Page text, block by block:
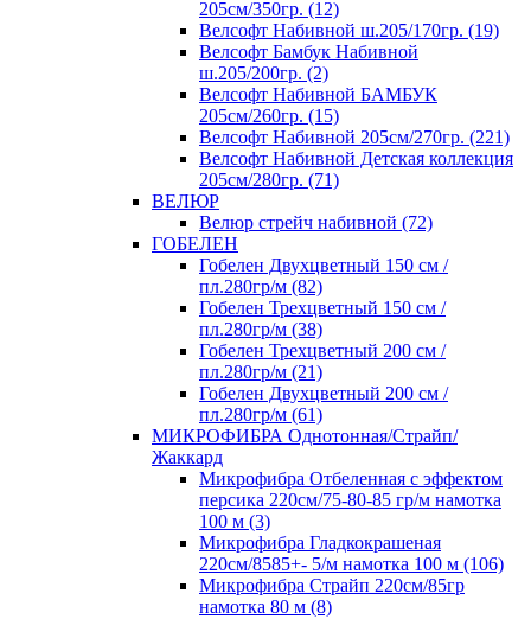
205см/350гр. (12)
Велсофт Набивной ш.205/170гр. (19)
Велсофт Бамбук Набивной
ш.205/200гр. (2)
Велсофт Набивной БАМБУК
205см/260гр. (15)
Велсофт Набивной 205см/270гр. (221)
Велсофт Набивной Детская коллекция
205см/280гр. (71)
ВЕЛЮР
Велюр стрейч набивной (72)
ГОБЕЛЕН
Гобелен Двухцветный 150 см /
пл.280гр/м (82)
Гобелен Трехцветный 150 см /
пл.280гр/м (38)
Гобелен Трехцветный 200 см /
пл.280гр/м (21)
Гобелен Двухцветный 200 см /
пл.280гр/м (61)
МИКРОФИБРА Однотонная/Страйп/
Жаккард
Микрофибра Отбеленная с эффектом
персика 220см/75-80-85 гр/м намотка
100 м (3)
Микрофибра Гладкокрашеная
220см/8585+- 5/м намотка 100 м (106)
Микрофибра Страйп 220см/85гр
намотка 80 м (8)